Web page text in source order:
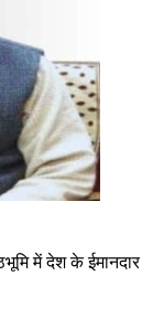
में देश के ईमानदार